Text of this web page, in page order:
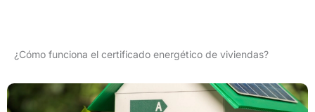
¿Cómo funciona el certificado energético de viviendas?